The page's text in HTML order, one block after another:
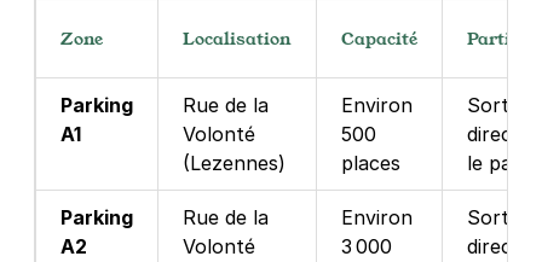
Zone Localisation Capacité
Parking
A1
Rue de la
Volonté
(Lezennes)
Environ
500
places
Sortie
directe
le
Parking
A2
Rue de la
Volonté
Environ
3 000
Sortie
directe